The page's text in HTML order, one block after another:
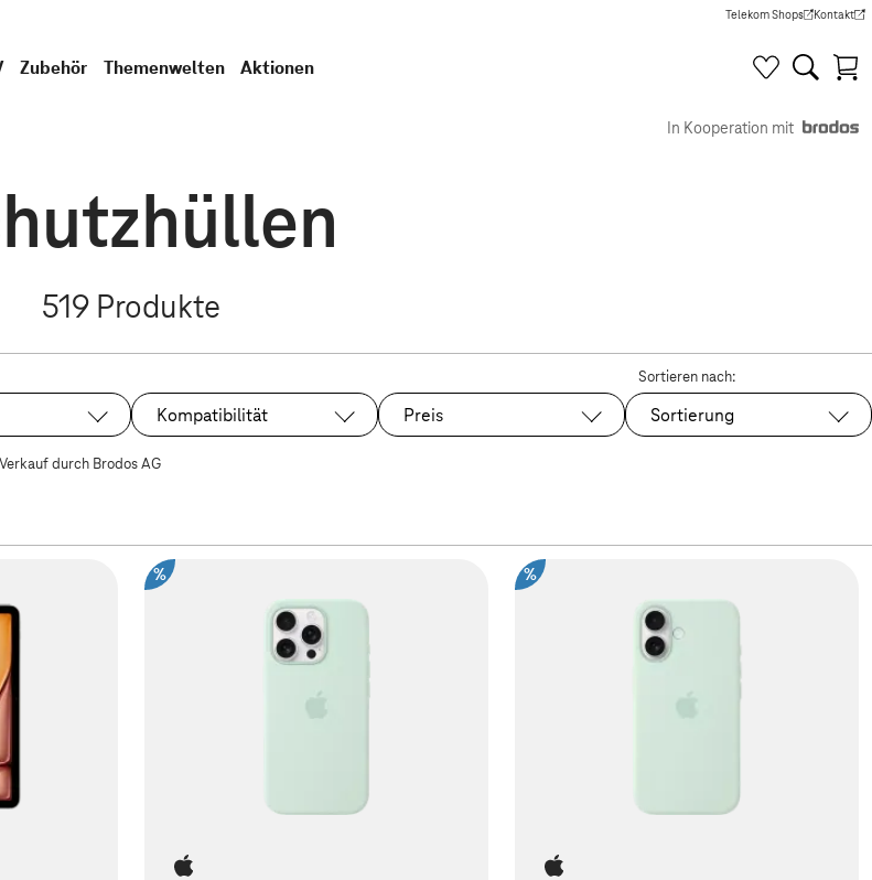
Telekom Shops
(Wird in einem neuen Tab
Kontakt
(Wird in
Zubehör Themenwelten Aktionen
In Kooperation mit
519 Produkte
Kompatibilität Preis
Sortieren nach:
Sortierung
durch Brodos AG
% %